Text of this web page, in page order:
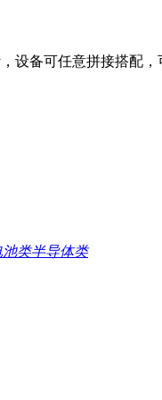
设备可任意拼接搭配
类半导体类